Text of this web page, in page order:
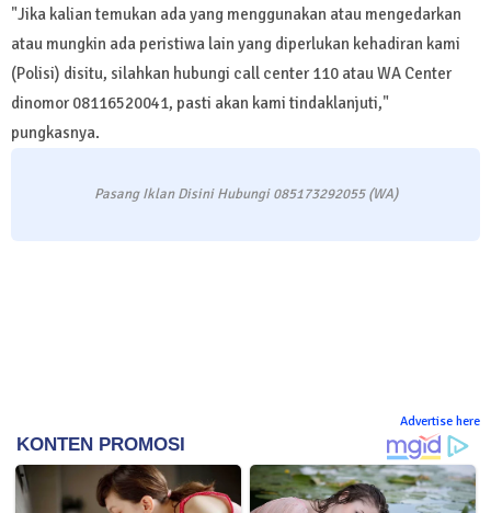
"Jika kalian temukan ada yang menggunakan atau mengedarkan
atau mungkin ada peristiwa lain yang diperlukan kehadiran kami
(Polisi) disitu, silahkan hubungi call center 110 atau WA Center
dinomor 08116520041, pasti akan kami tindaklanjuti,"
pungkasnya.
Pasang Iklan Disini Hubungi 085173292055 (WA)
Advertise here